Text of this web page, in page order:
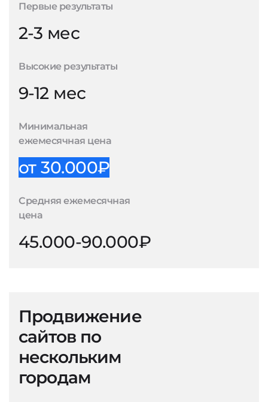
Первые результаты
2-3 мес
Высокие результаты
9-12 мес
Минимальная
ежемесячная цена
от 30.000₽
Средняя ежемесячная
цена
45.000-90.000₽
Продвижение
сайтов по
нескольким
городам